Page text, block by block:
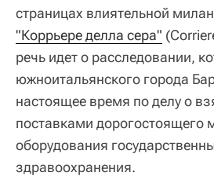
страницах влиятельной
"Коррьере делла сера"
речь идет о расследовании,
южноитальянского города
настоящее время по делу о
поставками дорогостоящего
оборудования
здравоохранения.